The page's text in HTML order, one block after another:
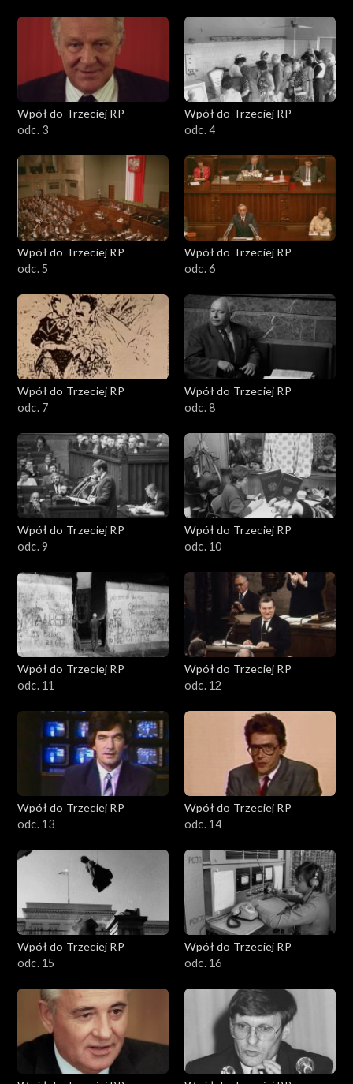
Wpół do Trzeciej RP
odc. 3
Wpół do Trzeciej RP
odc. 4
Wpół do Trzeciej RP
odc. 5
Wpół do Trzeciej RP
odc. 6
Wpół do Trzeciej RP
odc. 7
Wpół do Trzeciej RP
odc. 8
Wpół do Trzeciej RP
odc. 9
Wpół do Trzeciej RP
odc. 10
Wpół do Trzeciej RP
odc. 11
Wpół do Trzeciej RP
odc. 12
Wpół do Trzeciej RP
odc. 13
Wpół do Trzeciej RP
odc. 14
Wpół do Trzeciej RP
odc. 15
Wpół do Trzeciej RP
odc. 16